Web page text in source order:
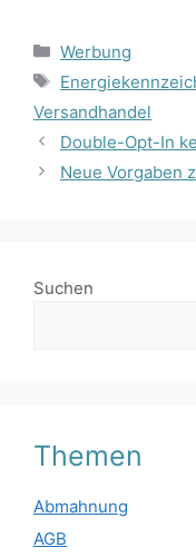
Kategorien
Werbung
Schlagwörter
Versandhandel
Double-Opt-In
Neue Vorgaben
Suchen
Themen
Abmahnung
AGB